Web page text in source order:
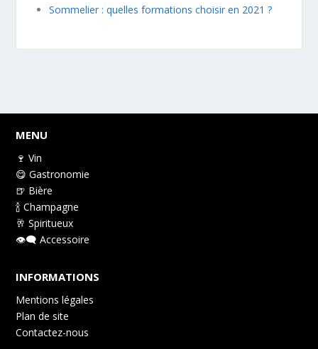
Sommelier : quelles formations choisir en 2021 ?
MENU
🍷 Vin
😋 Gastronomie
🍺 Bière
🍾 Champagne
🥂 Spiritueux
👁️‍🗨️ Accessoire
INFORMATIONS
Mentions légales
Plan de site
Contactez-nous